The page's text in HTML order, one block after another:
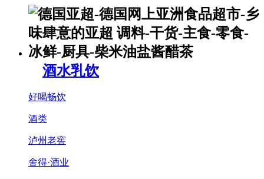
酒水乳饮
好喝畅饮
酒类
泸州老窖
舍得·酒业